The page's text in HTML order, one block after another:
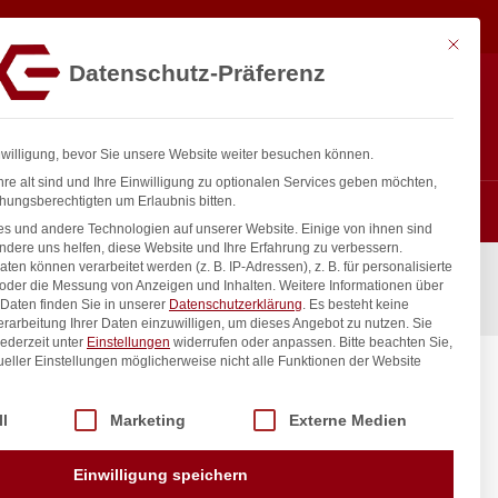
In den Warenkorb
Mit
Datenschutz-Präferenz
bevor Sie unsere Website weiter besuchen können.
alt sind und Ihre Einwilligung zu optionalen Services geben möchten,
um Erlaubnis bitten.
und andere Technologien auf unserer Website. Einige von ihnen sind
uns helfen, diese Website und Ihre Erfahrung zu verbessern.
können verarbeitet werden (z. B. IP-Adressen), z. B. für personalisierte
die Messung von Anzeigen und Inhalten. Weitere Informationen über
finden Sie in unserer Datenschutzerklärung. Es besteht keine
Ihrer Daten einzuwilligen, um dieses Angebot zu nutzen. Sie
unter Einstellungen widerrufen oder anpassen. Bitte beachten Sie,
Einstellungen möglicherweise nicht alle Funktionen der Website
Service-Gruppen, für die eine Einwilligung erteilt werden kann.
Marketing Externe Medien
Einwilligung speichern